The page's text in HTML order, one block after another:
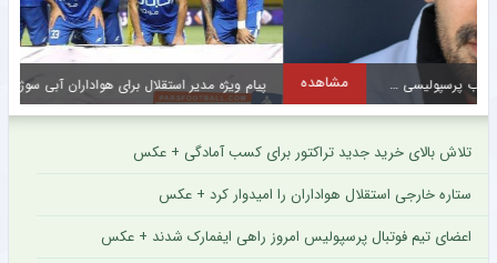
پیام ویژه مدیر استقلال برای هواداران آبی سوژه شد + سند مشاهده
تلاش بالای خرید جدید تراکتور برای کسب آمادگی + عکس
ستاره خارجی استقلال هواداران را امیدوار کرد + عکس
اعضای تیم فوتبال پرسپولیس امروز راهی ایفمارک شدند + عکس